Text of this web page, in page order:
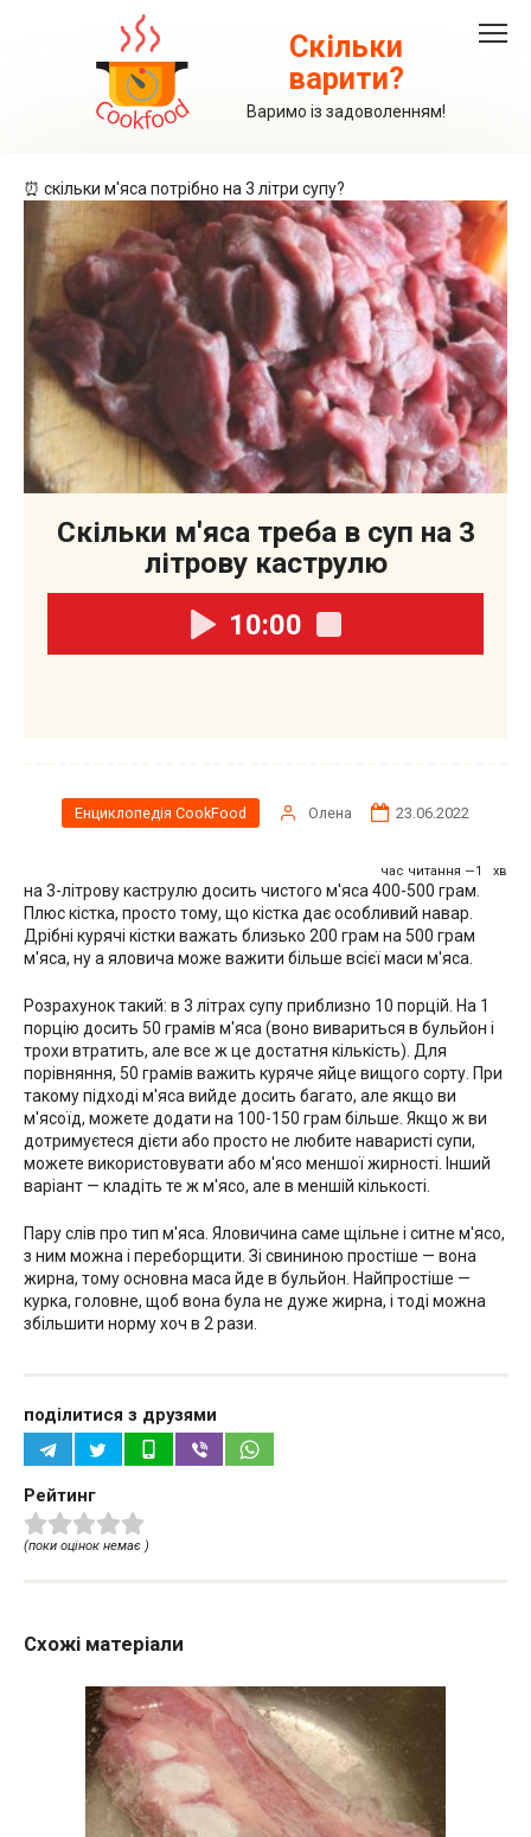
Скільки
варити?
Варимо із задоволенням!
⏰ скільки м'яса потрібно на 3 літри супу?
Скільки м'яса треба в суп на 3
літрову каструлю
10:00
Енциклопедія CookFood Олена 23.06.2022
час читання —1 хв
на 3-літрову каструлю досить чистого м'яса 400-500 грам.
Плюс кістка, просто тому, що кістка дає особливий навар.
Дрібні курячі кістки важать близько 200 грам на 500 грам
м'яса, ну а яловича може важити більше всієї маси м'яса.
Розрахунок такий: в 3 літрах супу приблизно 10 порцій. На 1
порцію досить 50 грамів м'яса (воно вивариться в бульйон і
трохи втратить, але все ж це достатня кількість). Для
порівняння, 50 грамів важить куряче яйце вищого сорту. При
такому підході м'яса вийде досить багато, але якщо ви
м'ясоїд, можете додати на 100-150 грам більше. Якщо ж ви
дотримуєтеся дієти або просто не любите наваристі супи,
можете використовувати або м'ясо меншої жирності. Інший
варіант — кладіть те ж м'ясо, але в меншій кількості.
Пару слів про тип м'яса. Яловичина саме щільне і ситне м'ясо,
з ним можна і переборщити. Зі свининою простіше — вона
жирна, тому основна маса йде в бульйон. Найпростіше —
курка, головне, щоб вона була не дуже жирна, і тоді можна
збільшити норму хоч в 2 рази.
поділитися з друзями
Рейтинг
(поки оцінок немає )
Схожі матеріали